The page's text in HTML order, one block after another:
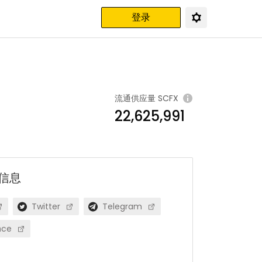
登录
流通供应量 SCFX
22,625,991
息
Twitter
Telegram